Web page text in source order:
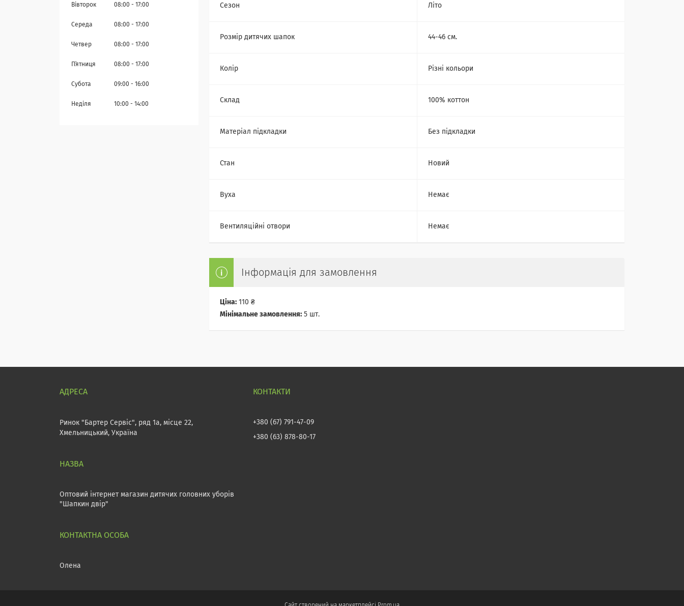
Сезон Літо
Розмір дитячих шапок 44-46 см.
Колір Різні кольори
Склад 100% коттон
Матеріал підкладки Без підкладки
Стан Новий
Вуха Немає
Вентиляційні отвори Немає
Інформація для замовлення
Ціна: 110 ₴
Мінімальне замовлення: 5 шт.
Вівторок 08:00 17:00
Середа 08:00 17:00
Четвер 08:00 17:00
Пʼятниця 08:00 17:00
Субота 09:00 16:00
Неділя 10:00 14:00
Ринок "Бартер Сервіс", ряд 1а, місце 22,
Хмельницький, Україна
Оптовий інтернет магазин дитячих головних уборів
"Шапкин двір"
Олена
+380 (67) 791-47-09
+380 (63) 878-80-17